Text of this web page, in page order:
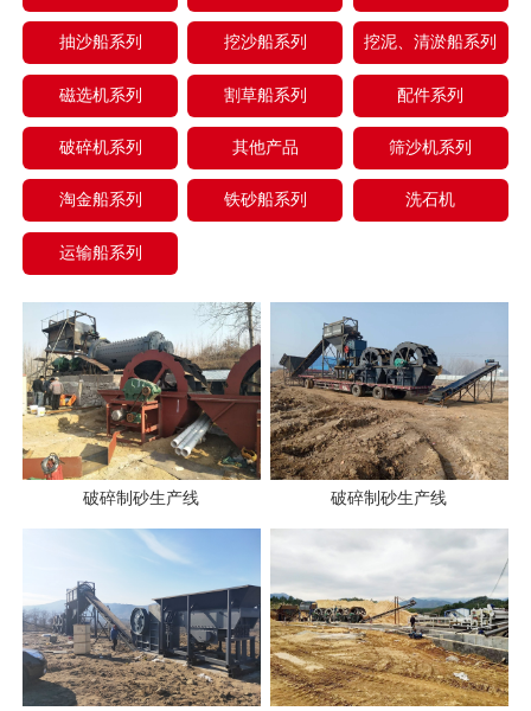
抽沙船系列 挖沙船系列 挖泥、清淤船系列
磁选机系列 割草船系列 配件系列
破碎机系列 其他产品 筛沙机系列
淘金船系列 铁砂船系列 洗石机
运输船系列
破碎制砂生产线 破碎制砂生产线